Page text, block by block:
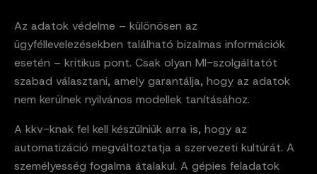
Az adatok védelme – különösen az
ügyféllevelezésekben található bizalmas információk
esetén – kritikus pont. Csak olyan MI-szolgáltatót
szabad választani, amely garantálja, hogy az adatok
nem kerülnek nyilvános modellek tanításához.
A kkv-knak fel kell készülniük arra is, hogy az
automatizáció megváltoztatja a szervezeti kultúrát. A
személyesség fogalma átalakul. A gépies feladatok